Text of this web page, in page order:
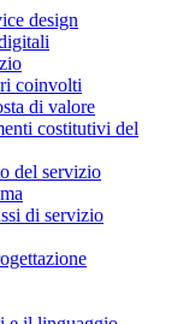
design
coinvolti
di valore
costitutivi del
del servizio
di servizio